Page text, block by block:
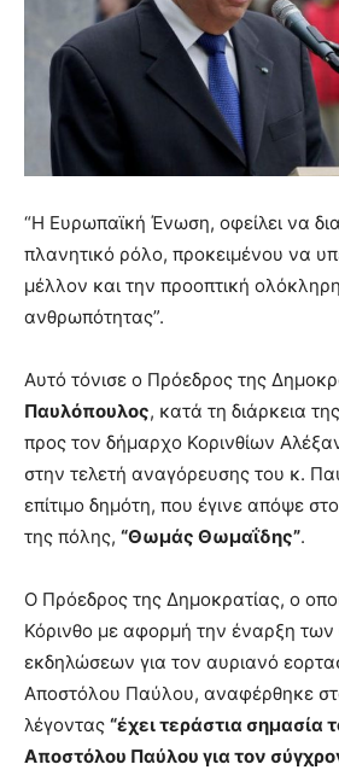
“Η Ευρωπαϊκή Ένωση, οφείλει να
πλανητικό ρόλο, προκειμένου να
μέλλον και την προοπτική
ανθρωπότητας”.
Αυτό τόνισε ο Πρόεδρος της
Παυλόπουλος, κατά τη διάρκεια
προς τον δήμαρχο Κορινθίων
στην τελετή αναγόρευσης του κ.
επίτιμο δημότη, που έγινε απόψε
της πόλης, “Θωμάς Θωμαΐδης”.
Ο Πρόεδρος της Δημοκρατίας, ο
Κόρινθο με αφορμή την έναρξη των
εκδηλώσεων για τον αυριανό
Αποστόλου Παύλου, αναφέρθηκε
λέγοντας “έχει τεράστια σημασία
Αποστόλου Παύλου για τον